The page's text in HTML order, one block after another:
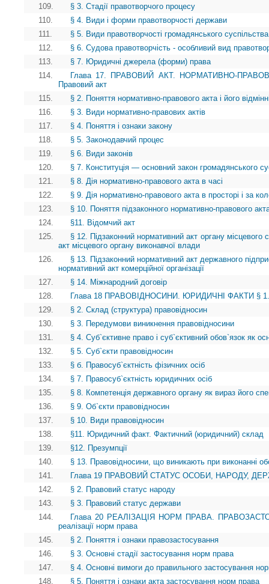
109.
§ 3. Стадії правотворчого процесу
110.
§ 4. Види і форми правотворчості держави
111.
§ 5. Види правотворчості громадянського суспільства
112.
§ 6. Судова правотворчість - особливий вид
113.
§ 7. Юридичні джерела (форми) права
114.
Глава 17. ПРАВОВИЙ АКТ. НОРМАТИВНО-
Правовий акт
115.
§ 2. Поняття нормативно-правового акта і його
116.
§ 3. Види нормативно-правових актів
117.
§ 4. Поняття і ознаки закону
118.
§ 5. Законодавчий процес
119.
§ 6. Види законів
120.
§ 7. Конституція — основний закон громадянського
121.
§ 8. Дія нормативно-правового акта в часі
122.
§ 9. Дія нормативно-правового акта в просторі і за
123.
§ 10. Поняття підзаконного нормативно-правового
124.
§11. Відомчий акт
125.
§ 12. Підзаконний нормативний акт органу
акт місцевого органу виконавчої влади
126.
§ 13. Підзаконний нормативний акт державного
нормативний акт комерційної організації
127.
§ 14. Міжнародний договір
128.
Глава 18 ПРАВОВІДНОСИНИ. ЮРИДИЧНІ ФАКТИ § 1.
129.
§ 2. Склад (структура) правовідносин
130.
§ 3. Передумови виникнення правовідносини
131.
§ 4. Суб`єктивне право і суб`єктивний обов`язок як
132.
§ 5. Суб`єкти правовідносин
133.
§ б. Правосуб`єктність фізичних осіб
134.
§ 7. Правосуб`єктність юридичних осіб
135.
§ 8. Компетенція державного органу як вираз його
136.
§ 9. Об`єкти правовідносин
137.
§ 10. Види правовідносин
138.
§11. Юридичний факт. Фактичний (юридичний) склад
139.
§12. Презумпції
140.
§ 13. Правовідносини, що виникають при виконанні
141.
Глава 19 ПРАВОВИЙ СТАТУС ОСОБИ, НАРОДУ,
142.
§ 2. Правовий статус народу
143.
§ 3. Правовий статус держави
144.
Глава 20 РЕАЛІЗАЦІЯ НОРМ ПРАВА.
реалізації норм права
145.
§ 2. Поняття і ознаки правозастосування
146.
§ 3. Основні стадії застосування норм права
147.
§ 4. Основні вимоги до правильного застосування
148.
§ 5. Поняття і ознаки акта застосування норм права